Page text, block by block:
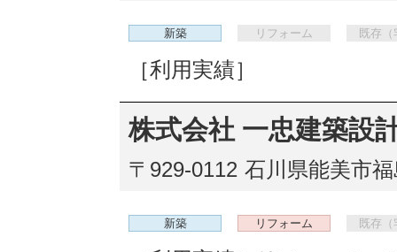
新築 リフォーム 既存（
［利用実績］
株式会社 一忠建築設
〒929-0112 石川県能美市
新築 リフォーム 既存（